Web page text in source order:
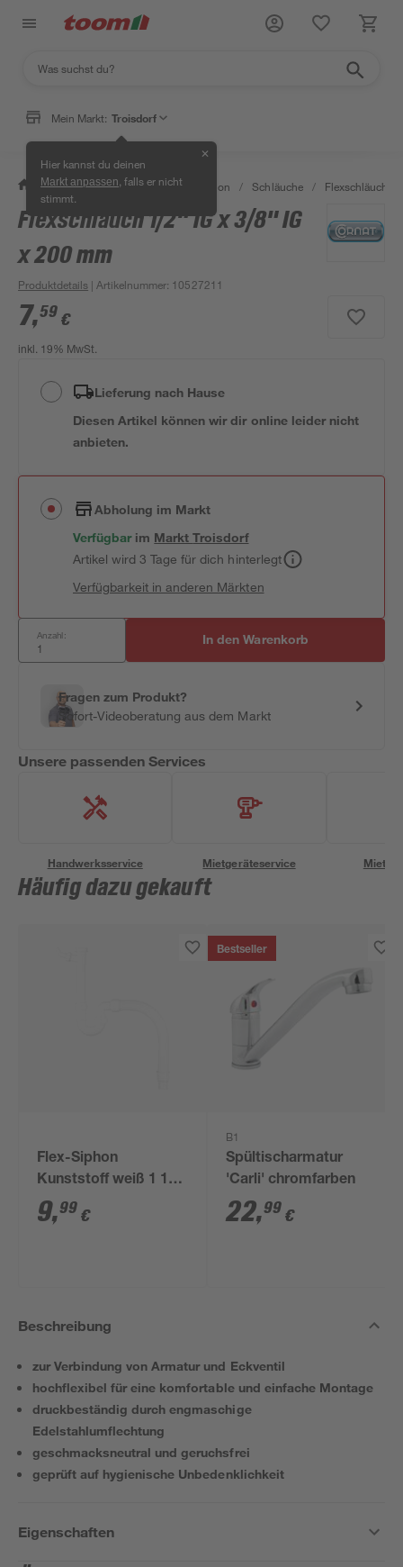
Mein Markt: Troisdorf
Hier kannst du deinen
Markt anpassen , falls er nicht
stimmt.
✕
/ Bad & Sanitär / Sanitärinstallation / Schläuche / Flexschläuche
Flexschlauch 1/2" IG x 3/8" IG
x 200 mm
Produktdetails | Artikelnummer: 10527211
7,59 €
inkl. 19% MwSt.
Lieferung nach Hause
Diesen Artikel können wir dir online leider nicht
anbieten.
Abholung im Markt
Verfügbar im MarktTroisdorf
Artikel wird 3 Tage für dich hinterlegt
Verfügbarkeit in anderen Märkten
Anzahl: In den Warenkorb
Fragen zum Produkt?
Sofort-Videoberatung aus dem Markt
Unsere passenden Services
Handwerksservice Mietgeräteservice
Häufig dazu gekauft
Flex-Siphon
Kunststoff weiß 1 1/2'
x 40/50 mm
9,99 €
Bestseller
B1
Spültischarmatur
'Carli' chromfarben
22,99 €
Beschreibung
zur Verbindung von Armatur und Eckventil
hochflexibel für eine komfortable und einfache Montage
druckbeständig durch engmaschige
Edelstahlumflechtung
geschmacksneutral und geruchsfrei
geprüft auf hygienische Unbedenklichkeit
Eigenschaften